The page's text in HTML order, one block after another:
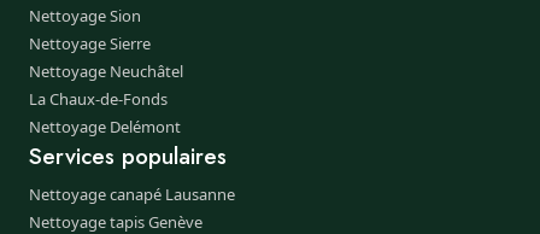
Nettoyage Sion
Nettoyage Sierre
Nettoyage Neuchâtel
La Chaux-de-Fonds
Nettoyage Delémont
Services populaires
Nettoyage canapé Lausanne
Nettoyage tapis Genève